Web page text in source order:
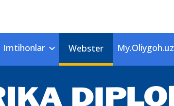
Imtihonlar Webster My.Oliygoh.uz